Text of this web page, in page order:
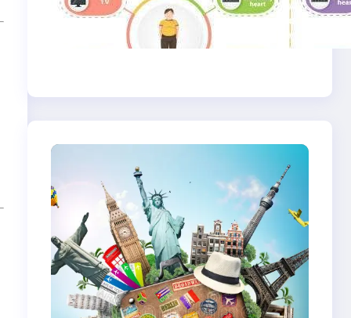
Gaya Hidup Sehat
2025: Antara Tren,
Teknologi, dan